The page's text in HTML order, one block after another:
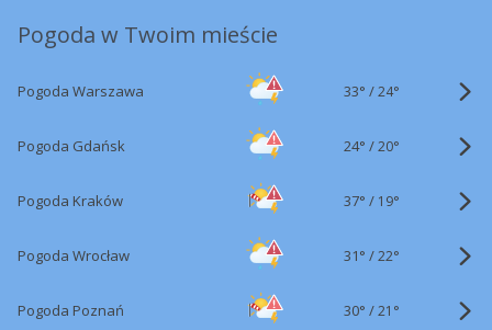
Pogoda w Twoim mieście
Pogoda Warszawa 33° /24°
Pogoda Gdańsk 24° /20°
Pogoda Kraków 37° / 19°
Pogoda Wrocław 31° /22°
Pogoda Poznań 30° /21°